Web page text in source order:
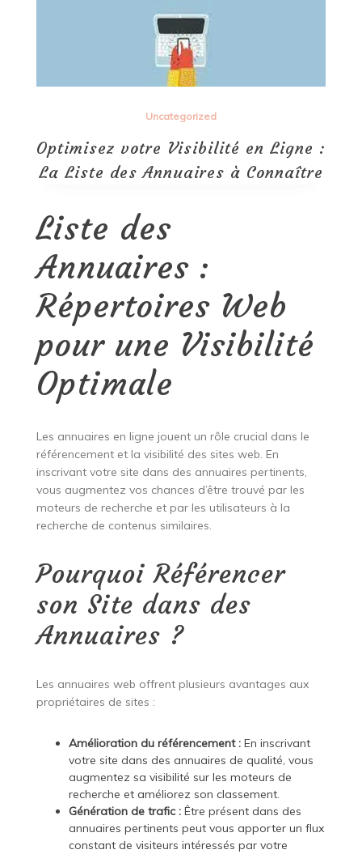
Uncategorized
Optimisez votre Visibilité en Ligne :
La Liste des Annuaires à Connaître
Liste des
Annuaires :
Répertoires Web
pour une Visibilité
Optimale
Les annuaires en ligne jouent un rôle crucial dans le
référencement et la visibilité des sites web. En
inscrivant votre site dans des annuaires pertinents,
vous augmentez vos chances d’être trouvé par les
moteurs de recherche et par les utilisateurs à la
recherche de contenus similaires.
Pourquoi Référencer
son Site dans des
Annuaires ?
Les annuaires web offrent plusieurs avantages aux
propriétaires de sites :
Amélioration du référencement :En inscrivant
votre site dans des annuaires de qualité, vous
augmentez sa visibilité sur les moteurs de
recherche et améliorez son classement.
Génération de trafic :Être présent dans des
annuaires pertinents peut vous apporter un flux
constant de visiteurs intéressés par votre